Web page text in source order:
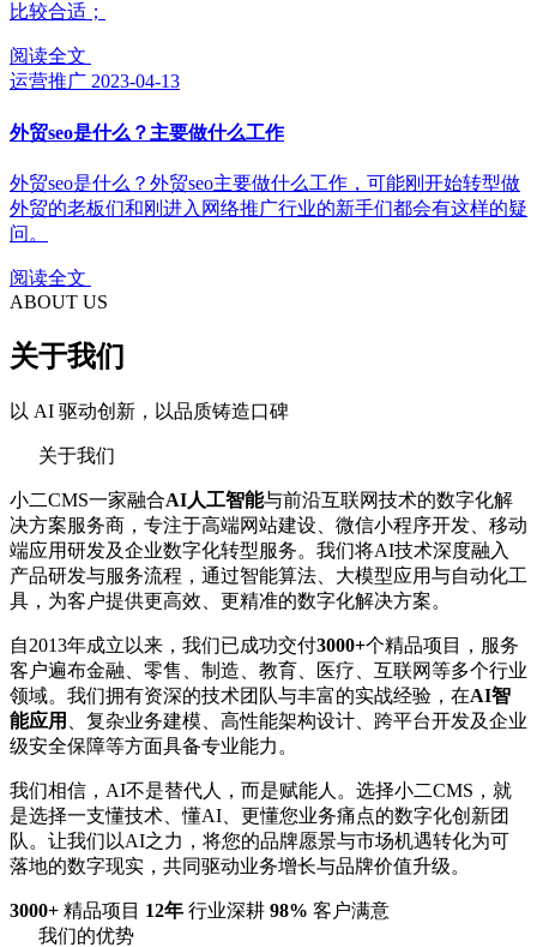
比较合适；
阅读全文
运营推广 2023-04-13
外贸seo是什么？主要做什么工作
外贸seo是什么？外贸seo主要做什么工作，可能刚开始转型做
外贸的老板们和刚进入网络推广行业的新手们都会有这样的疑
问。
阅读全文
ABOUT US
关于我们
以 AI 驱动创新，以品质铸造口碑
关于我们
小二CMS一家融合AI人工智能与前沿互联网技术的数字化解
决方案服务商，专注于高端网站建设、微信小程序开发、移动
端应用研发及企业数字化转型服务。我们将AI技术深度融入
产品研发与服务流程，通过智能算法、大模型应用与自动化工
具，为客户提供更高效、更精准的数字化解决方案。
自2013年成立以来，我们已成功交付3000+个精品项目，服务
客户遍布金融、零售、制造、教育、医疗、互联网等多个行业
领域。我们拥有资深的技术团队与丰富的实战经验，在AI智
能应用
、复杂业务建模、高性能架构设计、跨平台开发及企业
级安全保障等方面具备专业能力。
我们相信，AI不是替代人，而是赋能人。选择小二CMS，就
是选择一支懂技术、懂AI、更懂您业务痛点的数字化创新团
队。让我们以AI之力，将您的品牌愿景与市场机遇转化为可
落地的数字现实，共同驱动业务增长与品牌价值升级。
3000+ 精品项目 12年 行业深耕 98% 客户满意
我们的优势